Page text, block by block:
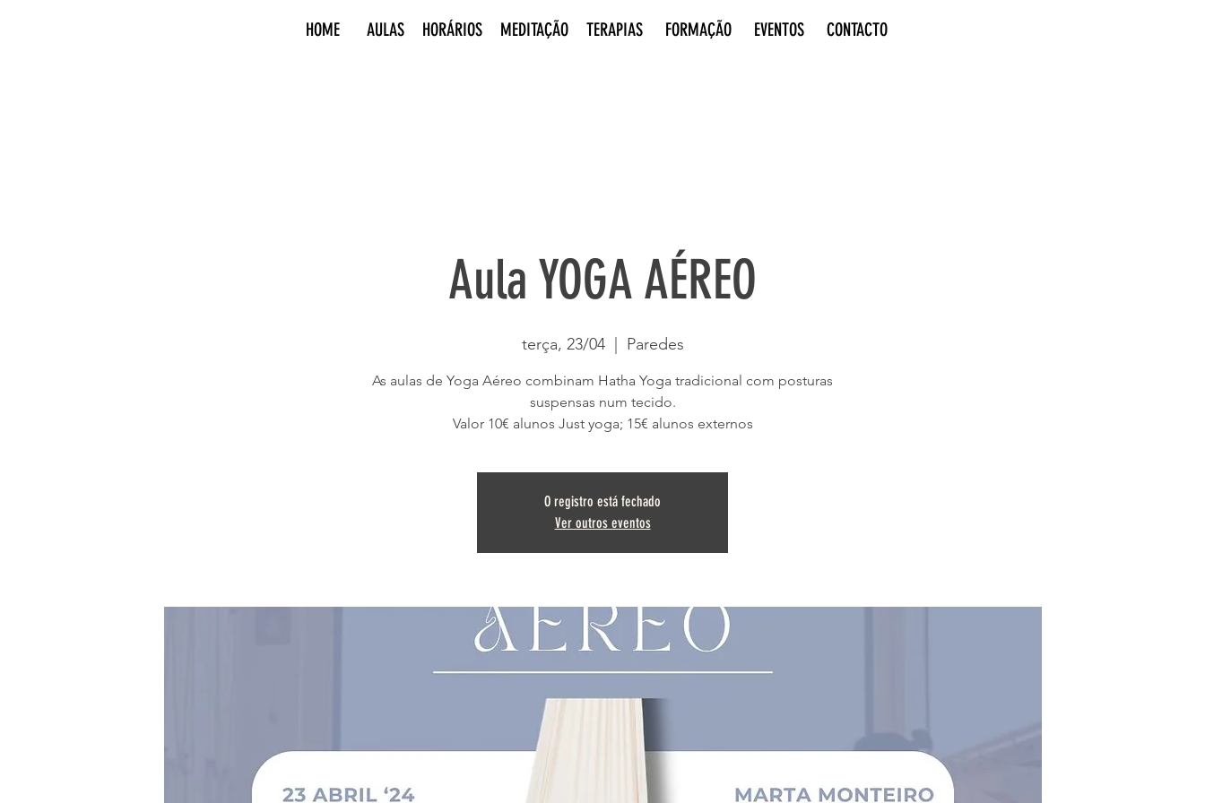
HOME AULAS HORÁRIOS MEDITAÇÃO TERAPIAS FORMAÇÃO EVENTOS CONTACTO
Aula YOGA AÉREO
terça, 23/04
  |
Paredes
As aulas de Yoga Aéreo combinam Hatha Yoga tradicional com posturas
suspensas num tecido.
Valor 10€ alunos Just yoga; 15€ alunos externos
O registro está fechado
Ver outros eventos